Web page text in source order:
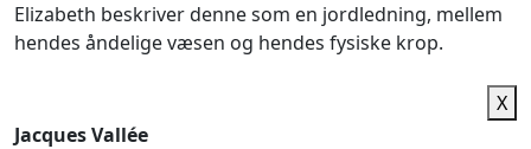
Elizabeth beskriver denne som en jordledning, mellem
hendes åndelige væsen og hendes fysiske krop.
X
Jacques Vallée